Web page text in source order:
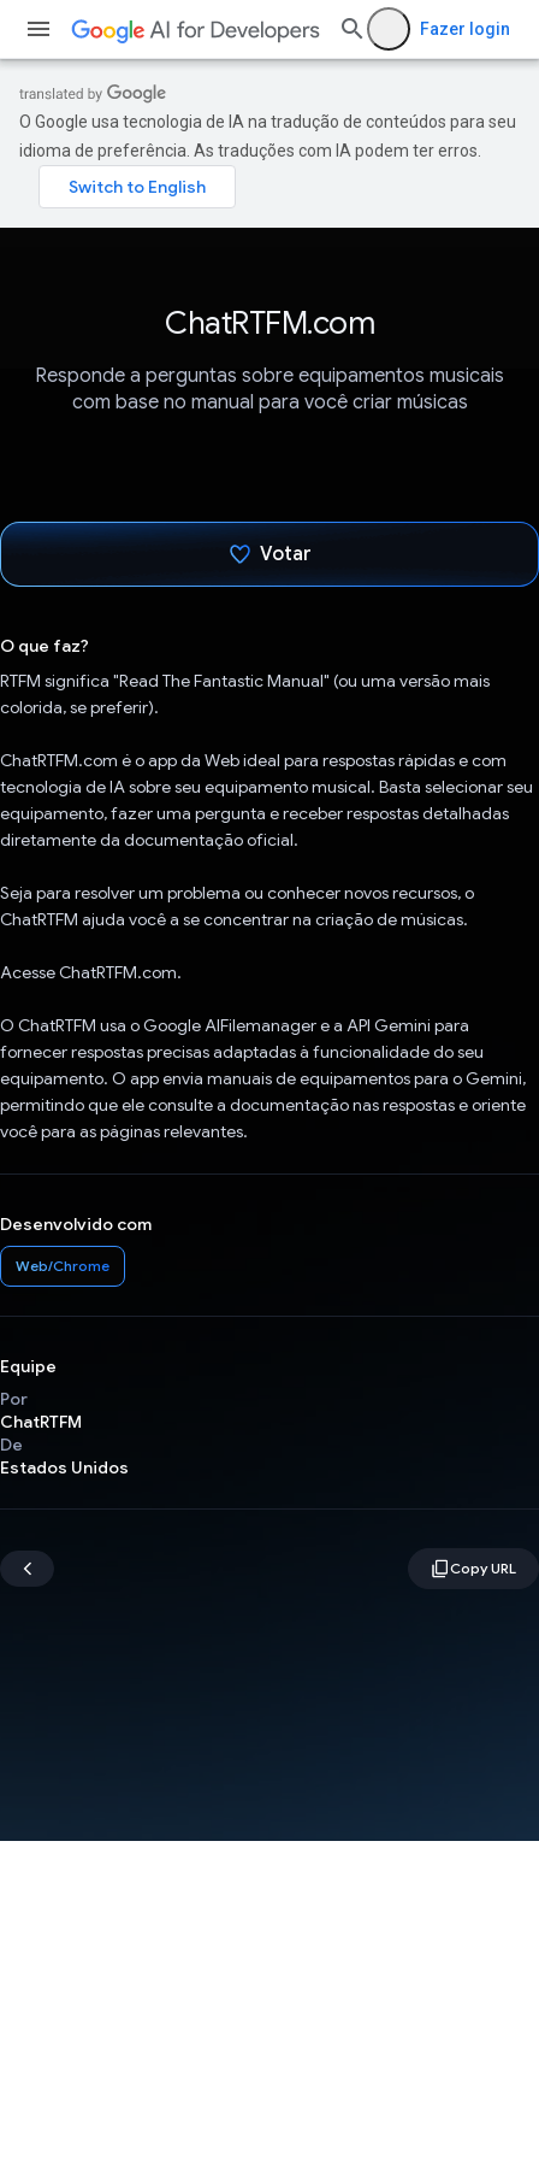
Fazer login
O Google usa tecnologia de IA na tradução de conteúdos para seu
idioma de preferência. As traduções com IA podem ter erros.
ChatRTFM.com
Responde a perguntas sobre equipamentos musicais
com base no manual para você criar músicas
Votar
O que faz?
RTFM significa "Read The Fantastic Manual" (ou uma versão mais
colorida, se preferir).
ChatRTFM.com é o app da Web ideal para respostas rápidas e com
tecnologia de IA sobre seu equipamento musical. Basta selecionar seu
equipamento, fazer uma pergunta e receber respostas detalhadas
diretamente da documentação oficial.
Seja para resolver um problema ou conhecer novos recursos, o
ChatRTFM ajuda você a se concentrar na criação de músicas.
Acesse ChatRTFM.com.
O ChatRTFM usa o Google AIFilemanager e a API Gemini para
fornecer respostas precisas adaptadas à funcionalidade do seu
equipamento. O app envia manuais de equipamentos para o Gemini,
permitindo que ele consulte a documentação nas respostas e oriente
você para as páginas relevantes.
Desenvolvido com
Web/Chrome
Equipe
Por
ChatRTFM
De
Estados Unidos